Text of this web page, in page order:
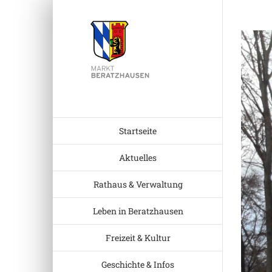
Startseite
Aktuelles
Rathaus & Verwaltung
Leben in Beratzhausen
Freizeit & Kultur
Geschichte & Infos
Zeige
Bild